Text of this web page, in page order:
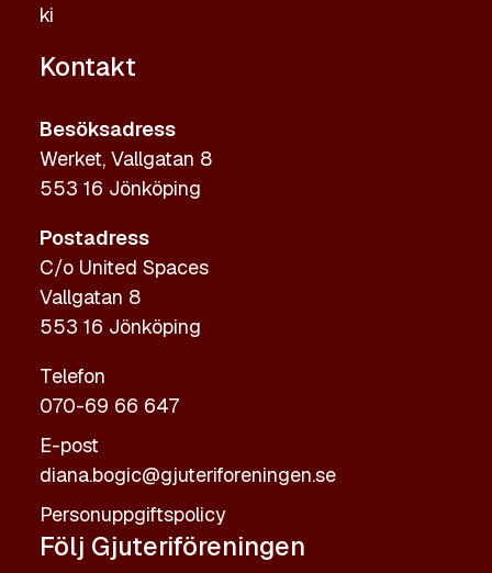
ki
Kontakt
Besöksadress
Werket, Vallgatan 8
553 16 Jönköping
Postadress
C/o United Spaces
Vallgatan 8
553 16 Jönköping
Telefon
070-69 66 647
E-post
diana.bogic@gjuteriforeningen.se
Personuppgiftspolicy
Följ Gjuteriföreningen